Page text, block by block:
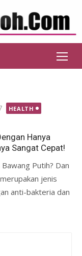
HEALTH
Hanya
Sangat Cepat!
Putih? Dan
jenis
anti-bakteria dan